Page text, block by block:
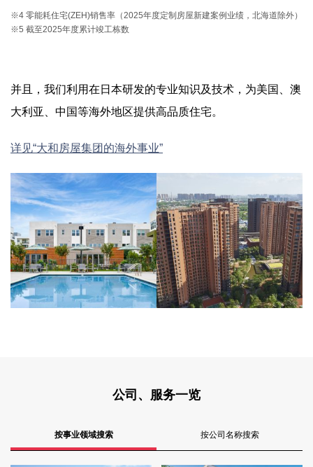
※4 零能耗住宅(ZEH)销售率（2025年度定制房屋新建案例业绩，北海道除外）
※5 截至2025年度累计竣工栋数
并且，我们利用在日本研发的专业知识及技术，为美国、澳
大利亚、中国等海外地区提供高品质住宅。
详见“大和房屋集团的海外事业”
公司、服务一览
按事业领域搜索 按公司名称搜索